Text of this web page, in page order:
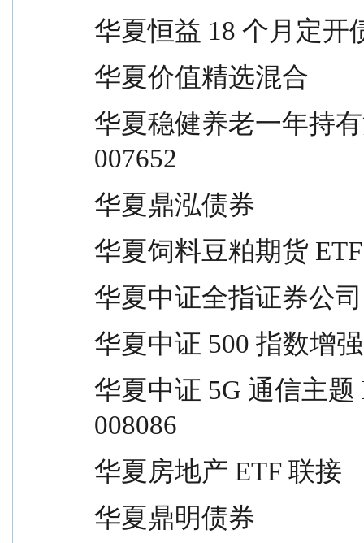
华夏恒益 18 个月定开
华夏价值精选混合
华夏稳健养老一年持
007652
华夏鼎泓债券
华夏饲料豆粕期货 ETF
华夏中证全指证券公司
华夏中证 500 指数增强
华夏中证 5G 通信主题
008086
华夏房地产 ETF 联接
华夏鼎明债券